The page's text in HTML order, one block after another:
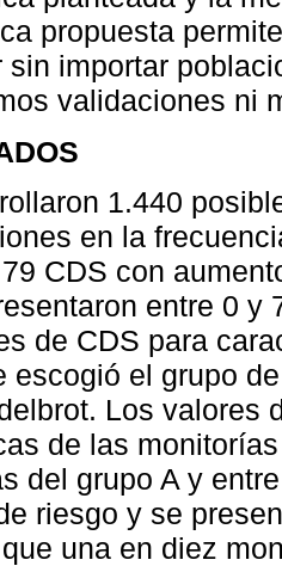
propuesta
sin importar
validaciones ni
1.440
en la
CDS con
entre 0 y
de CDS para
escogió el grupo
Los valores
de las
del grupo A y
riesgo y se
una en diez